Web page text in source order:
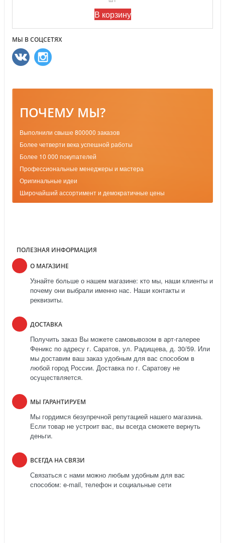
В корзину
МЫ В СОЦСЕТЯХ
ПОЧЕМУ МЫ?
Выполнили свыше 800000 заказов
Более четверти века успешной работы
Более 10 000 покупателей
Профессиональные менеджеры и мастера
Оригинальные идеи
Широчайший ассортимент и демократичные цены
ПОЛЕЗНАЯ ИНФОРМАЦИЯ
О МАГАЗИНЕ
Узнайте больше о нашем магазине: кто мы, наши клиенты и
почему они выбрали именно нас. Наши контакты и
реквизиты.
ДОСТАВКА
Получить заказ Вы можете самовывозом в арт-галерее
Феникс по адресу г. Саратов, ул. Радищева, д. 30/59. Или
мы доставим ваш заказ удобным для вас способом в
любой город России. Доставка по г. Саратову не
осуществляется.
МЫ ГАРАНТИРУЕМ
Мы гордимся безупречной репутацией нашего магазина.
Если товар не устроит вас, вы всегда сможете вернуть
деньги.
ВСЕГДА НА СВЯЗИ
Связаться с нами можно любым удобным для вас
способом: e-mail, телефон и социальные сети